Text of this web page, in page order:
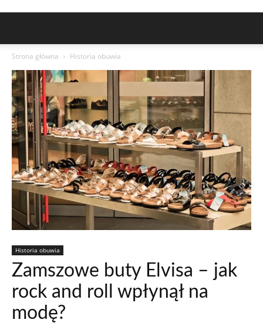
Strona główna Historia obuwia
Historia obuwia
Zamszowe buty Elvisa – jak
rock and roll wpłynął na
modę?